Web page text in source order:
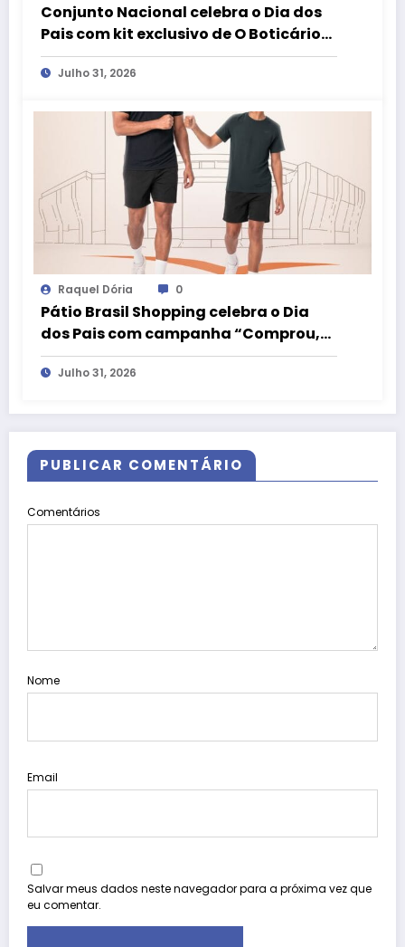
Conjunto Nacional celebra o Dia dos
Pais com kit exclusivo de O Boticário
no aplicativo aMais
Julho 31, 2026
Raquel Dória 0
Pátio Brasil Shopping celebra o Dia
dos Pais com campanha “Comprou,
Ganhou” e camiseta exclusiva da
LIVE!Julho 31, 2026
PUBLICAR COMENTÁRIO
Comentários
Nome
Email
Salvar meus dados neste navegador para a próxima vez que
eu comentar.